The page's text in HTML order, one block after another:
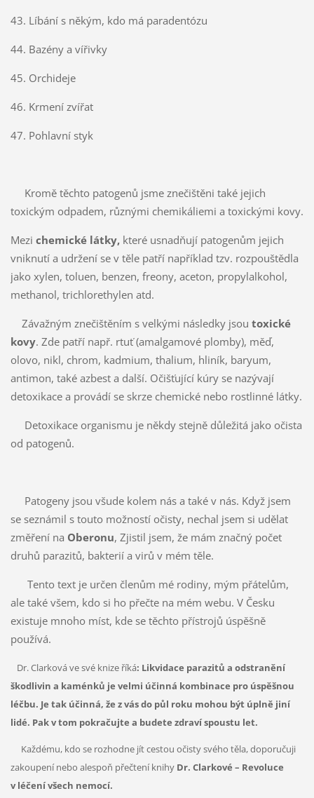
43. Líbání s někým, kdo má paradentózu
44. Bazény a vířivky
45. Orchideje
46. Krmení zvířat
47. Pohlavní styk
Kromě těchto patogenů jsme znečištěni také jejich
toxickým odpadem, různými chemikáliemi a toxickými kovy.
Mezi chemické látky,které usnadňují patogenům jejich
vniknutí a udržení se v těle patří například tzv. rozpouštědla
jako xylen, toluen, benzen, freony, aceton, propylalkohol,
methanol, trichlorethylen atd.
Závažným znečištěním s velkými následky jsou toxické
kovy. Zde patří např. rtuť (amalgamové plomby), měď,
olovo, nikl, chrom, kadmium, thalium, hliník, baryum,
antimon, také azbest a další. Očišťující kúry se nazývají
detoxikace a provádí se skrze chemické nebo rostlinné látky.
Detoxikace organismu je někdy stejně důležitá jako očista
od patogenů.
Patogeny jsou všude kolem nás a také v nás. Když jsem
se seznámil s touto možností očisty, nechal jsem si udělat
změření na Oberonu, Zjistil jsem, že mám značný počet
druhů parazitů, bakterií a virů v mém těle.
Tento text je určen členům mé rodiny, mým přátelům,
ale také všem, kdo si ho přečte na mém webu. V Česku
existuje mnoho míst, kde se těchto přístrojů úspěšně
používá.
Dr. Clarková ve své knize říká: Likvidace parazitů a odstranění
škodlivin a kaménků je velmi účinná kombinace pro úspěšnou
léčbu. Je tak účinná, že z vás do půl roku mohou být úplně jiní
lidé. Pak v tom pokračujte a budete zdraví spoustu let.
Každému, kdo se rozhodne jít cestou očisty svého těla, doporučuji
zakoupení nebo alespoň přečtení knihy Dr. Clarkové – Revoluce
v léčení všech nemocí.